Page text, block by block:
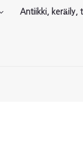
Antiikki, keräily,